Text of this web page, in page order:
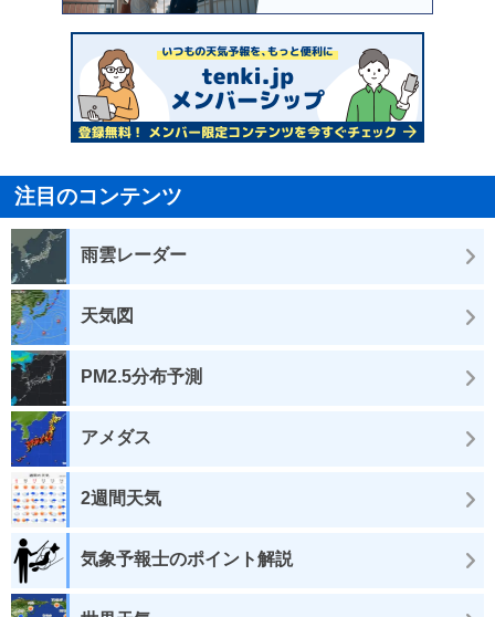
注目のコンテンツ
雨雲レーダー
天気図
PM2.5分布予測
アメダス
2週間天気
気象予報士のポイント解説